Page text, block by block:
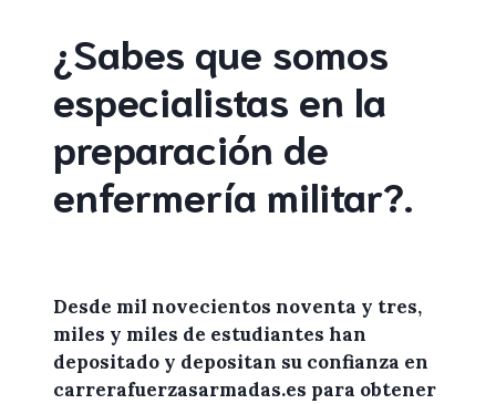
¿Sabes que somos
especialistas en la
preparación de
enfermería militar?.
Desde mil novecientos noventa y tres,
miles y miles de estudiantes han
depositado y depositan su confianza en
carrerafuerzasarmadas.es para obtener